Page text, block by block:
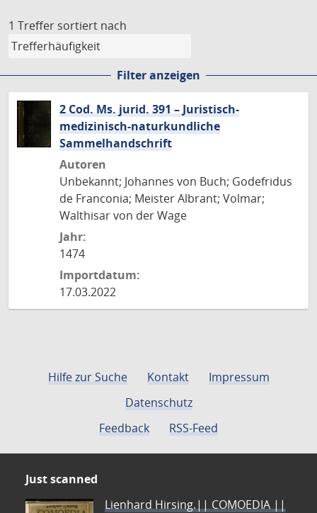
1 Treffer sortiert nach
Filter anzeigen
2 Cod. Ms. jurid. 391 – Juristisch-
medizinisch-naturkundliche
Sammelhandschrift
Autoren
Unbekannt; Johannes von Buch; Godefridus
de Franconia; Meister Albrant; Volmar;
Walthisar von der Wage
Jahr:
1474
Importdatum:
17.03.2022
Hilfe zur Suche Kontakt
Impressum
Datenschutz
Feedback
RSS-Feed
Just scanned
Lienhard Hirsing.|| COMOEDIA ||